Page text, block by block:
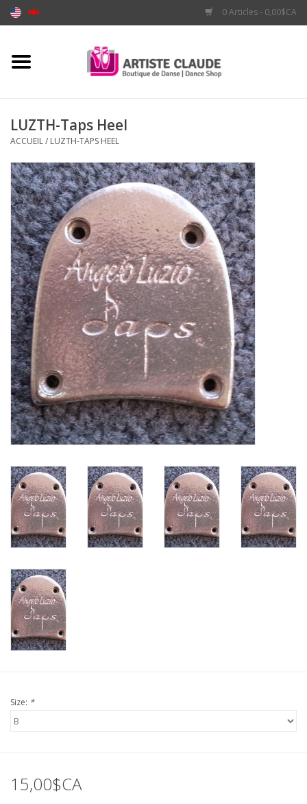
0 Articles - 0,00$CA
Accueil
Vêtements
Souliers
Marques
LUZTH-Taps Heel
ACCUEIL/ LUZTH-TAPS HEEL
Size: *
15,00$CA